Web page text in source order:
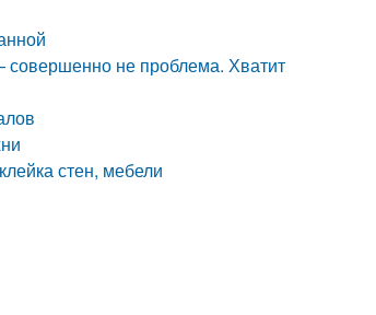
совершенно не проблема. Хватит
стен, мебели